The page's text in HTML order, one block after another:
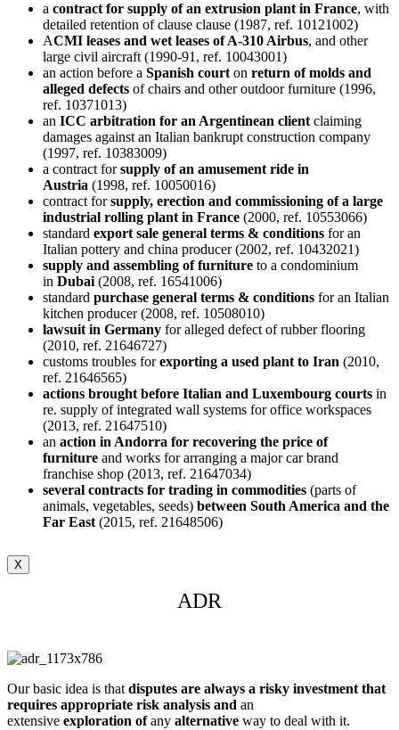
a contract for supply of an extrusion plant in France, with
detailed retention of clause clause (1987, ref. 10121002)
ACMI leases and wet leases of A-310 Airbus, and other
large civil aircraft (1990-91, ref. 10043001)
an action before a Spanish court on return of molds and
alleged defects of chairs and other outdoor furniture (1996,
ref. 10371013)
an ICC arbitration for an Argentinean client claiming
damages against an Italian bankrupt construction company
(1997, ref. 10383009)
a contract forsupply of an amusement ride in
Austria (1998, ref. 10050016)
contract forsupply, erection and commissioning of a large
industrial rolling plant in France (2000, ref. 10553066)
standard export sale general terms & conditions for an
Italian pottery and china producer (2002, ref. 10432021)
supply and assembling of furniture to a condominium
in Dubai (2008, ref. 16541006)
standard purchase general terms & conditions for an Italian
kitchen producer (2008, ref. 10508010)
lawsuit in Germany for alleged defect of rubber flooring
(2010, ref. 21646727)
customs troubles forexporting a used plant to Iran (2010,
ref. 21646565)
actions brought before Italian and Luxembourg courts in
re. supply of integrated wall systems for office workspaces
(2013, ref. 21647510)
an action in Andorra for recovering the price of
furniture and works for arranging a major car brand
franchise shop (2013, ref. 21647034)
several contracts for trading in commodities (parts of
animals, vegetables, seeds) between South America and the
Far East (2015, ref. 21648506)
X
ADR
Our basic idea is thatdisputes are always a risky investment that
requires appropriate risk analysis and an
extensive exploration ofany alternative way to deal with it.